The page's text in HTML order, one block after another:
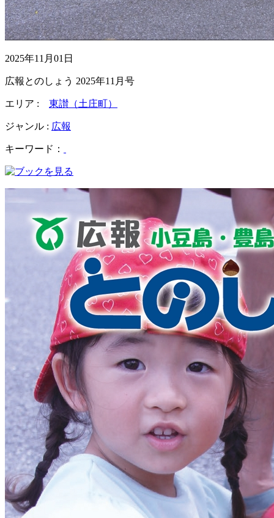
2025年11月01日
広報とのしょう 2025年11月号
エリア : 東讃（土庄町）
ジャンル : 広報
キーワード：